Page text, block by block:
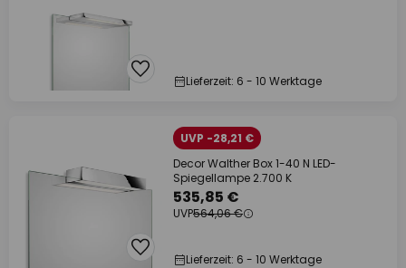
Lieferzeit: 6 - 10 Werktage
UVP -28,21 €
Decor Walther Box 1-40 N LED-
Spiegellampe 2.700 K
535,85 €
UVP564,06 €
Lieferzeit: 6 - 10 Werktage